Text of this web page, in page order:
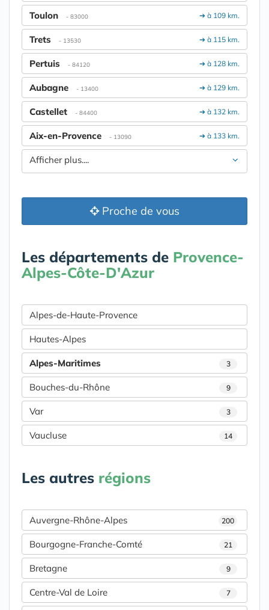
➔ à 109 km.
Toulon - 83000
➔ à 115 km.
Trets - 13530
➔ à 128 km.
Pertuis - 84120
➔ à 129 km.
Aubagne - 13400
➔ à 132 km.
Castellet - 84400
➔ à 133 km.
Aix-en-Provence - 13090
Afficher plus....
Proche de vous
Les départements de Provence-
Alpes-Côte-D'Azur
Alpes-de-Haute-Provence
Hautes-Alpes
Alpes-Maritimes 3
Bouches-du-Rhône 9
Var 3
Vaucluse 14
Les autres régions
Auvergne-Rhône-Alpes 200
Bourgogne-Franche-Comté 21
Bretagne 9
Centre-Val de Loire 7